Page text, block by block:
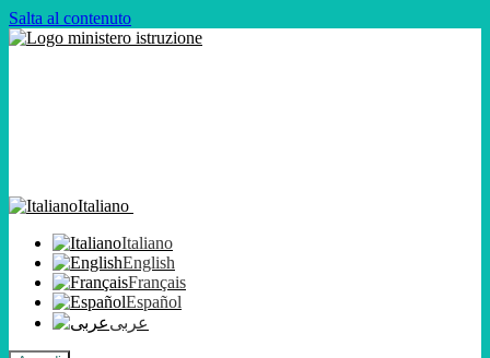
Salta al contenuto
Italiano
Italiano
English
Français
Español
عربى